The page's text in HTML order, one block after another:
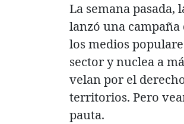
La semana pasada,
lanzó una
los medios
sector y nuclea a
velan por el
territorios. Pero
pauta.